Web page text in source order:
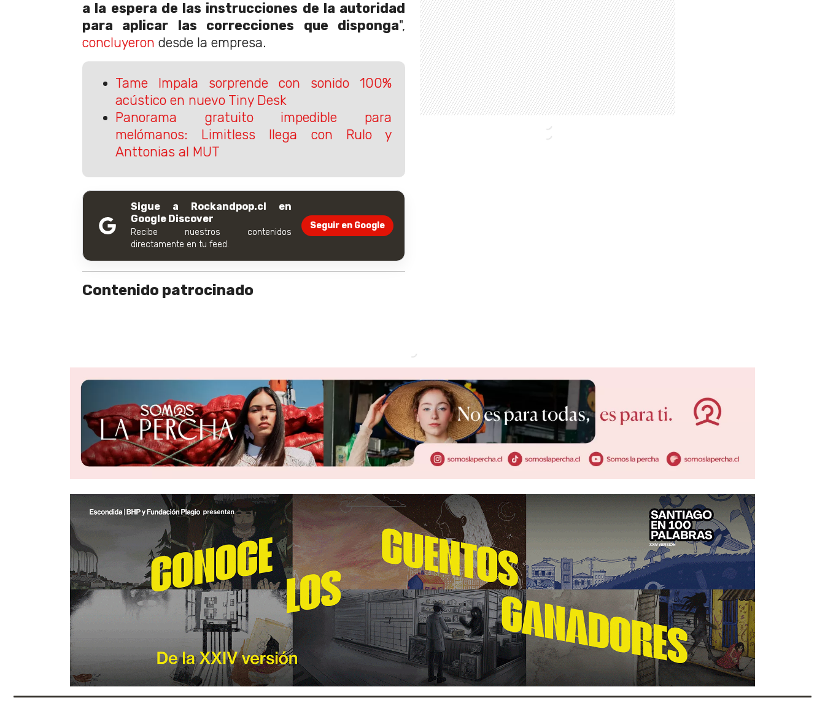
a la espera de las instrucciones de la autoridad
para aplicar las correcciones que disponga",
concluyeron desde la empresa.
Tame Impala sorprende con sonido 100%
acústico en nuevo Tiny Desk
Panorama gratuito impedible para
melómanos: Limitless llega con Rulo y
Anttonias al MUT
Sigue a Rockandpop.cl en
Google Discover
Recibe nuestros contenidos
directamente en tu feed.
Seguir en Google
Contenido patrocinado